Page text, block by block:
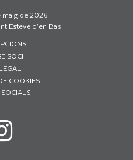
maig de 2026
Esteve d’en Bas
SOCI
COOKIES